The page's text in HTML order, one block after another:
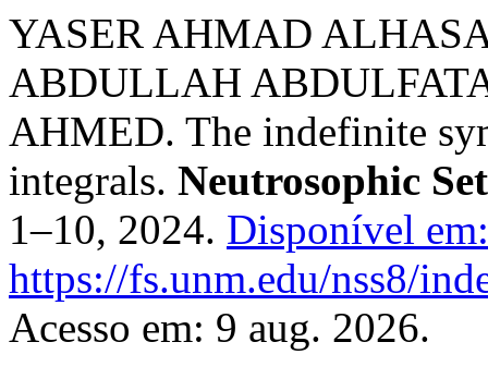
YASER AHMAD
ABDULLAH
AHMED. The indefinite
integrals. Neutrosophic
1–10, 2024. Disponível em:
https://fs.unm.edu/nss8/
Acesso em: 9 aug. 2026.